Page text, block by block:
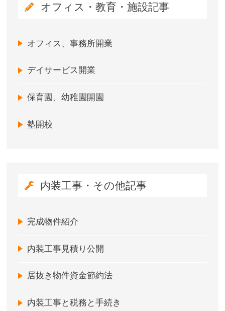
オフィス・教育・施設記事
オフィス、事務所開業
デイサービス開業
保育園、幼稚園開園
塾開校
内装工事・その他記事
完成物件紹介
内装工事見積り公開
居抜き物件資金節約法
内装工事と税務と手続き